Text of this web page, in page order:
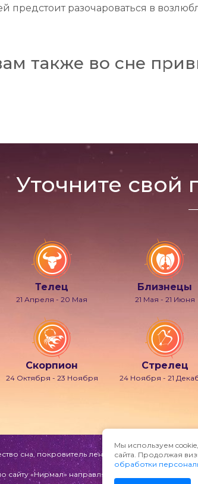
предстоит разочароваться в
также во сне
Уточните свой
Телец
21 Апреля - 20 Мая
Близнецы
21 Мая - 21 Июня
Скорпион
24 Октября - 23 Ноября
Стрелец
24 Ноября - 21
сна, покровитель лени и мечтаний, также
«Нирмал» направляйте по адресу:
Мы используем
сайта. Продолжая
обработки